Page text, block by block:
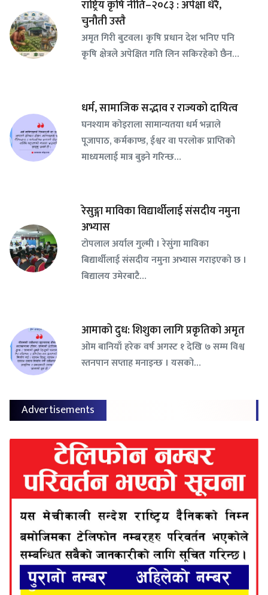
राष्ट्रिय कृषि नीति–२०८३ : अपेक्षा धेरै,
चुनौती उस्तै
अमृत गिरी बुटवल। कृषि प्रधान देश भनिए पनि
कृषि क्षेत्रले अपेक्षित गति लिन सकिरहेको छैन…
धर्म, सामाजिक सद्भाव र राज्यको दायित्व
घनश्याम कोइराला सामान्यतया धर्म भन्नाले
पूजापाठ, कर्मकाण्ड, ईश्वर वा परलोक प्राप्तिको
माध्यमलाई मात्र बुझ्ने गरिन्छ…
रेसुङ्गा माविका विद्यार्थीलाई संसदीय नमुना
अभ्यास
टोपलाल अर्याल गुल्मी । रेसुंगा माविका
बिद्यार्थीलाई संसदीय नमुना अभ्यास गराइएको छ ।
बिद्यालय उमेरबाटै…
आमाको दुध: शिशुका लागि प्रकृतिको अमृत
ओम बानियाँ हरेक वर्ष अगस्ट १ देखि ७ सम्म विश्व
स्तनपान सप्ताह मनाइन्छ । यसको…
Advertisements